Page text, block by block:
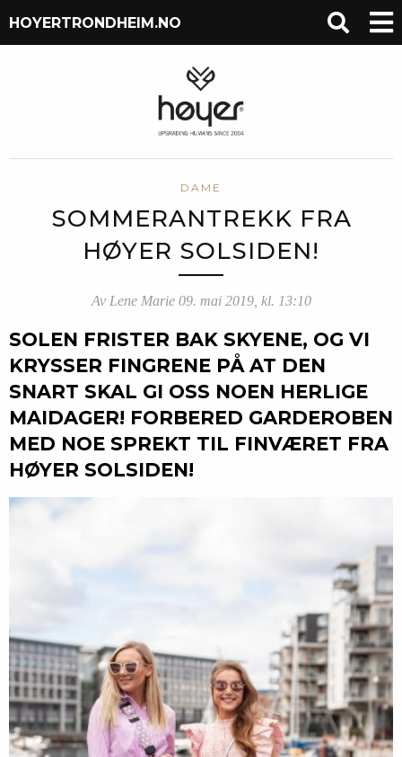
HOYERTRONDHEIM.NO
DAME
SOMMERANTREKK FRA
HØYER SOLSIDEN!
Av Lene Marie 09. mai 2019, kl. 13:10
SOLEN FRISTER BAK SKYENE, OG VI
KRYSSER FINGRENE PÅ AT DEN
SNART SKAL GI OSS NOEN HERLIGE
MAIDAGER! FORBERED GARDEROBEN
MED NOE SPREKT TIL FINVÆRET FRA
HØYER SOLSIDEN!